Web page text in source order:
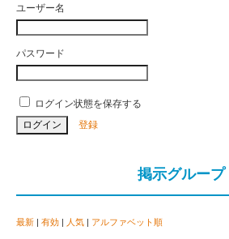
ユーザー名
パスワード
ログイン状態を保存する
登録
掲示グループ
最新 | 有効 | 人気 | アルファベット順